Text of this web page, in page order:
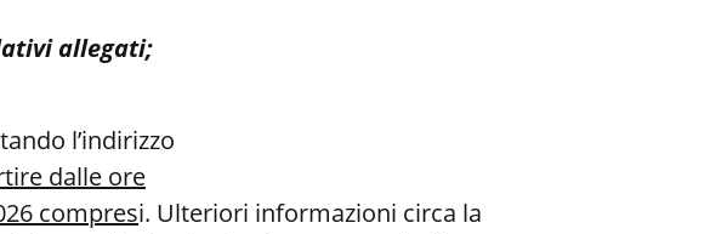
allegati;
l’indirizzo
dalle ore
compresi. Ulteriori informazioni circa la